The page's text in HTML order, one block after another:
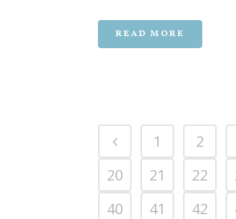
READ MORE
1 2
20
21 22
40
41 42